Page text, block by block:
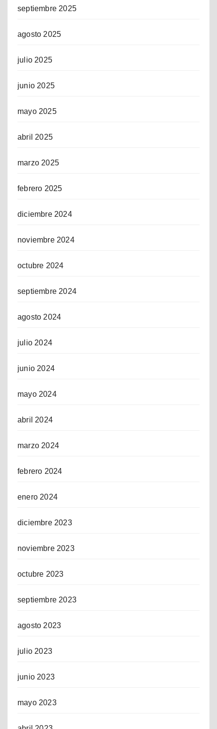
septiembre 2025
agosto 2025
julio 2025
junio 2025
mayo 2025
abril 2025
marzo 2025
febrero 2025
diciembre 2024
noviembre 2024
octubre 2024
septiembre 2024
agosto 2024
julio 2024
junio 2024
mayo 2024
abril 2024
marzo 2024
febrero 2024
enero 2024
diciembre 2023
noviembre 2023
octubre 2023
septiembre 2023
agosto 2023
julio 2023
junio 2023
mayo 2023